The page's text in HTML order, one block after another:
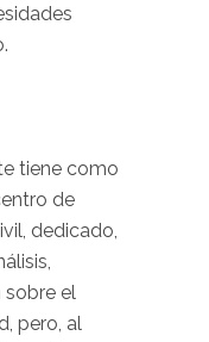
tiene como
de
dedicado,
sobre el
pero, al